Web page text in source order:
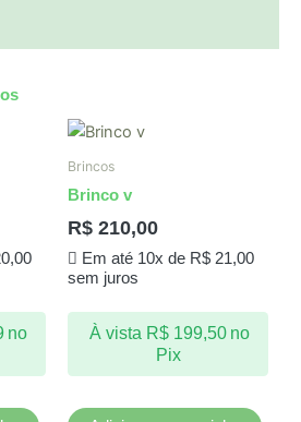
no
Brincos
Brinco v
R$ 210,00
Em até 10x de R$21,00
sem juros
À vista R$199,50 no
Pix